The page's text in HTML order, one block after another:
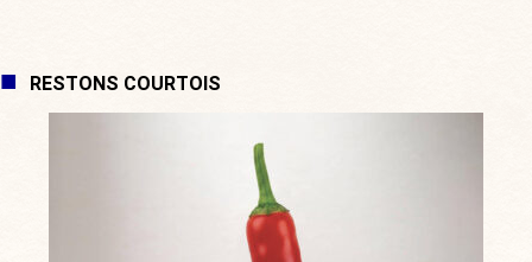
RESTONS COURTOIS